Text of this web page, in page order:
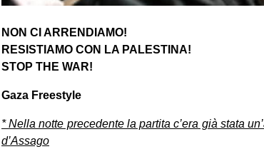
NON CI ARRENDIAMO!
RESISTIAMO CON LA PALESTINA!
STOP THE WAR!
Gaza Freestyle
* Nella notte precedente la partita c’era già stata
d’Assago